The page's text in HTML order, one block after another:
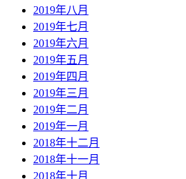
2019年八月
2019年七月
2019年六月
2019年五月
2019年四月
2019年三月
2019年二月
2019年一月
2018年十二月
2018年十一月
2018年十月